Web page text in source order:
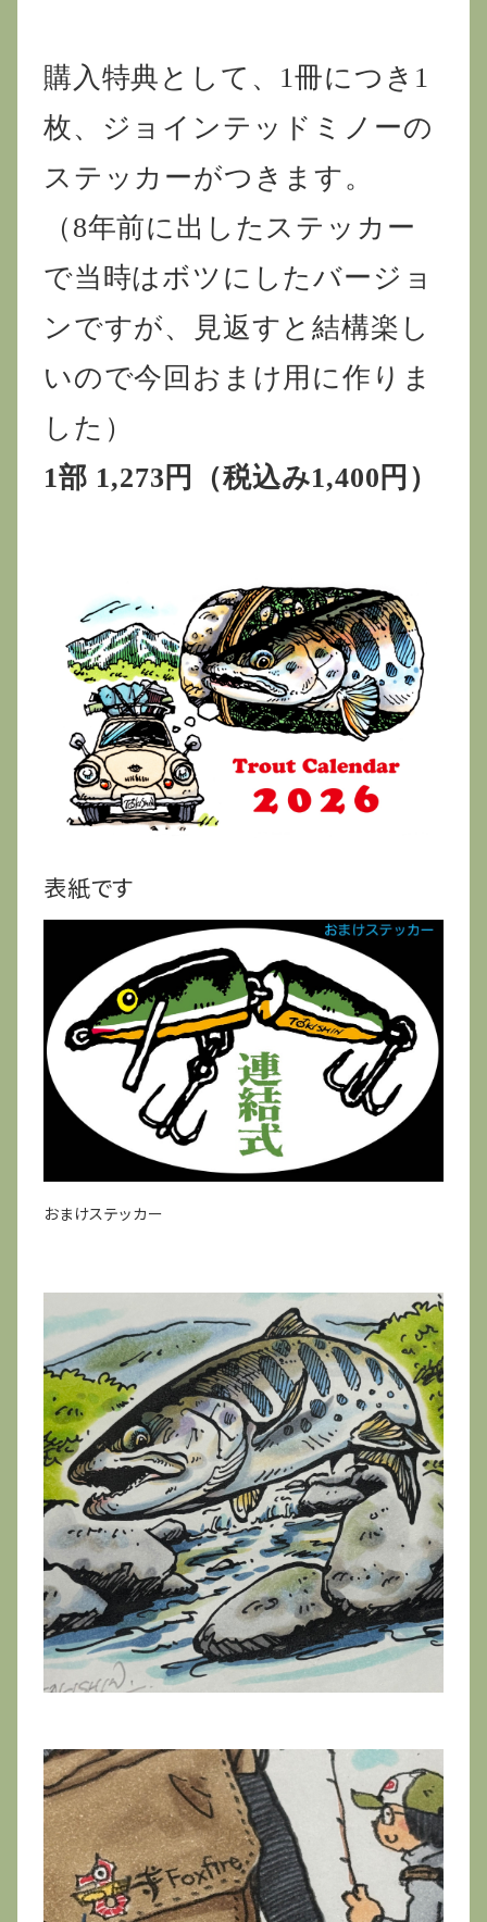
購入特典として、1冊につき1
枚、ジョインテッドミノーの
ステッカーがつきます。
（8年前に出したステッカー
で当時はボツにしたバージョ
ンですが、見返すと結構楽し
いので今回おまけ用に作りま
した）
1部 1,273円（税込み1,400円）
表紙です
おまけステッカー